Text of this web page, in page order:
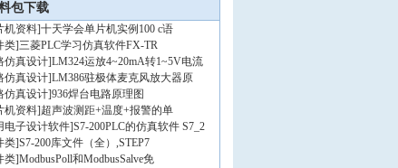
包下载
机资料]十天学会单片机实例100 c语
类]三菱PLC学习仿真软件FX-TR
仿真设计]LM324运放4~20mA转1~5V电流
仿真设计]LM386驻极体麦克风放大器原
仿真设计]936焊台电路原理图
机资料]超声波测距+温度+报警的单
电子设计软件]S7-200PLC的仿真软件 S7_2
类]S7-200库文件（全）,STEP7
类]ModbusPoll和ModbusSalve免